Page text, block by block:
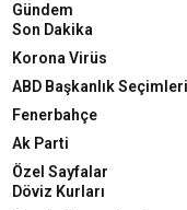
Gündem
Son Dakika
Korona Virüs
ABD Başkanlık Seçimleri
Fenerbahçe
Ak Parti
Özel Sayfalar
Döviz Kurları